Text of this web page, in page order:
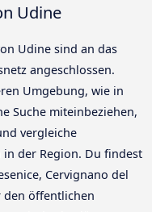
Udine
Udine sind an das
angeschlossen.
Umgebung, wie in
Suche miteinbeziehen,
vergleiche
der Region. Du findest
Cervignano del
den öffentlichen